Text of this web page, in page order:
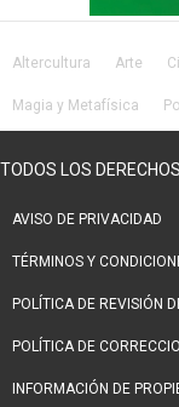
Altercultura Arte
Magia y Metafísica
TODOS LOS
AVISO DE PRIVACIDAD
TÉRMINOS Y
POLÍTICA DE REVISIÓN
POLÍTICA DE
INFORMACIÓN DE